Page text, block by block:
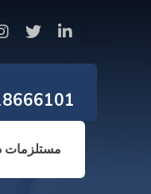
مستلزمات